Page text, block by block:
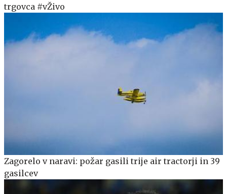
trgovca #vŽivo
Zagorelo v naravi: požar gasili trije air tractorji in 39
gasilcev